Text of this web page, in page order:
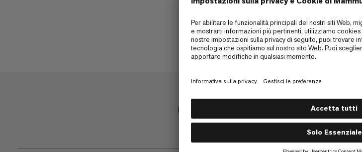
Negozio Su di